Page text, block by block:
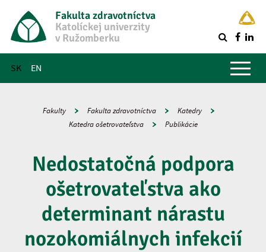
Fakulta zdravotníctva
Katolíckej univerzity
v Ružomberku
SK EN
Hlavné menu
Fakulty Fakulta zdravotníctva
Katedry
Katedra ošetrovateľstva
Publikácie
Nedostatočná podpora
ošetrovateľstva ako
determinant nárastu
nozokomiálnych infekcií